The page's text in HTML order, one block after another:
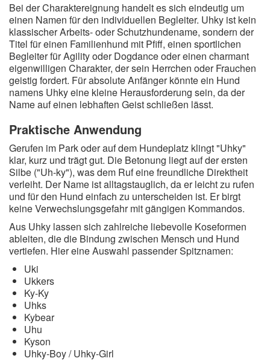
Bei der Charaktereignung handelt es sich eindeutig um
einen Namen für den individuellen Begleiter. Uhky ist kein
klassischer Arbeits- oder Schutzhundename, sondern der
Titel für einen Familienhund mit Pfiff, einen sportlichen
Begleiter für Agility oder Dogdance oder einen charmant
eigenwilligen Charakter, der sein Herrchen oder Frauchen
geistig fordert. Für absolute Anfänger könnte ein Hund
namens Uhky eine kleine Herausforderung sein, da der
Name auf einen lebhaften Geist schließen lässt.
Praktische Anwendung
Gerufen im Park oder auf dem Hundeplatz klingt "Uhky"
klar, kurz und trägt gut. Die Betonung liegt auf der ersten
Silbe ("Uh-ky"), was dem Ruf eine freundliche Direktheit
verleiht. Der Name ist alltagstauglich, da er leicht zu rufen
und für den Hund einfach zu unterscheiden ist. Er birgt
keine Verwechslungsgefahr mit gängigen Kommandos.
Aus Uhky lassen sich zahlreiche liebevolle Koseformen
ableiten, die die Bindung zwischen Mensch und Hund
vertiefen. Hier eine Auswahl passender Spitznamen:
Uki
Ukkers
Ky-Ky
Uhks
Kybear
Uhu
Kyson
Uhky-Boy / Uhky-Girl